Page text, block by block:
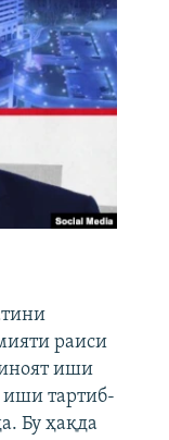
раиси
иши
иши тартиб-
Бу ҳақда